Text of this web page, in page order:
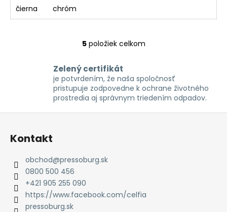
čierna chróm
O
l
á
d
a
c
y
5položiek celkom
Zelený certifikát
je potvrdením, že naša spoločnosť
pristupuje zodpovedne k ochrane životného
prostredia aj správnym triedením odpadov.
Z
Kontakt
obchod@pressoburg.sk
0800 500 456
+421 905 255 090
https://www.facebook.com/celfia
pressoburg.sk